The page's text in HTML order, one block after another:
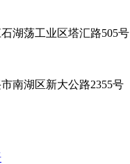
石湖荡工业区塔汇路505号
南湖区新大公路2355号